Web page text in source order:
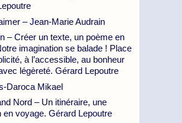
– Jean-Marie Audrain
– Créer un texte, un poème en
imagination se balade ! Place
à l’accessible, au bonheur
légèreté. Gérard Lepoutre
Daroca Mikael
Nord – Un itinéraire, une
en voyage. Gérard Lepoutre